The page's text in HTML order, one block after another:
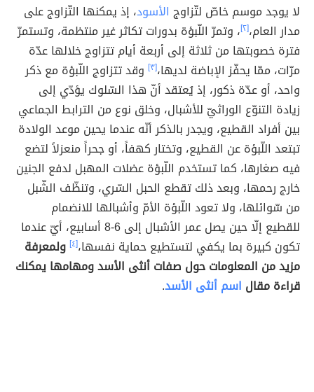
لا يوجد موسم خاصّ لتّزاوج الأسود، إذ يمكنها التّزاوج على
مدار العام،[٢] ، وتمرّ اللّبؤة بدورات تكاثر غير منتظمة، وتستمرّ
فترة خصوبتها من ثلاثة إلى أربعة أيام تتزاوج خلالها عدّة
مرّات، ممّا يحفّز الإباضة لديها،[٣]
وقد تتزاوج اللّبؤة مع ذكر
واحد، أو عدّة ذكور، إذ يُعتقد أنّ هذا السّلوك يؤدّي إلى
زيادة التنوّع الوراثيّ للأشبال، وخلق نوع من الترابط الجماعي
بين أفراد القطيع، ويجدر بالذكر أنّه عندما يحين موعد الولادة
تبتعد اللّبؤة عن القطيع، وتختار كهفاً، أو جحراً منعزلاً لتضع
فيه صغارها، كما تستخدم اللّبؤة عضلات المهبل لدفع الجنين
خارج رحمها، وبعد ذلك تقطع الحبل السّري، وتنظّف الشّبل
من سّوائلها، ولا تعود اللّبؤة الأمّ وأشبالها للانضمام
للقطيع إلّا حين يصل عمر الأشبال إلى 6-8 أسابيع، أيّ عندما
تكون كبيرة بما يكفي لتستطيع حماية نفسها،[٤]
ولمعرفة
مزيد من المعلومات حول صفات أنثى الأسد ومهامها يمكنك
قراءة مقال اسم أنثى الأسد.